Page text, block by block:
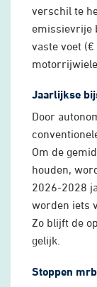
verschil te
emissievrije
vaste voet
Jaarlijkse
Door
Om de
houden,
2026-2028
worden iets
Zo blijft de
gelijk.
Stoppen